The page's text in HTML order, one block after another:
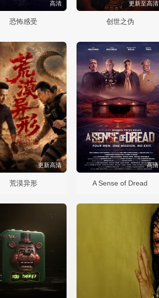
高清
恐怖感受
更新至高清
创世之伪
更新高清
荒漠异形
高清
A Sense of Dread